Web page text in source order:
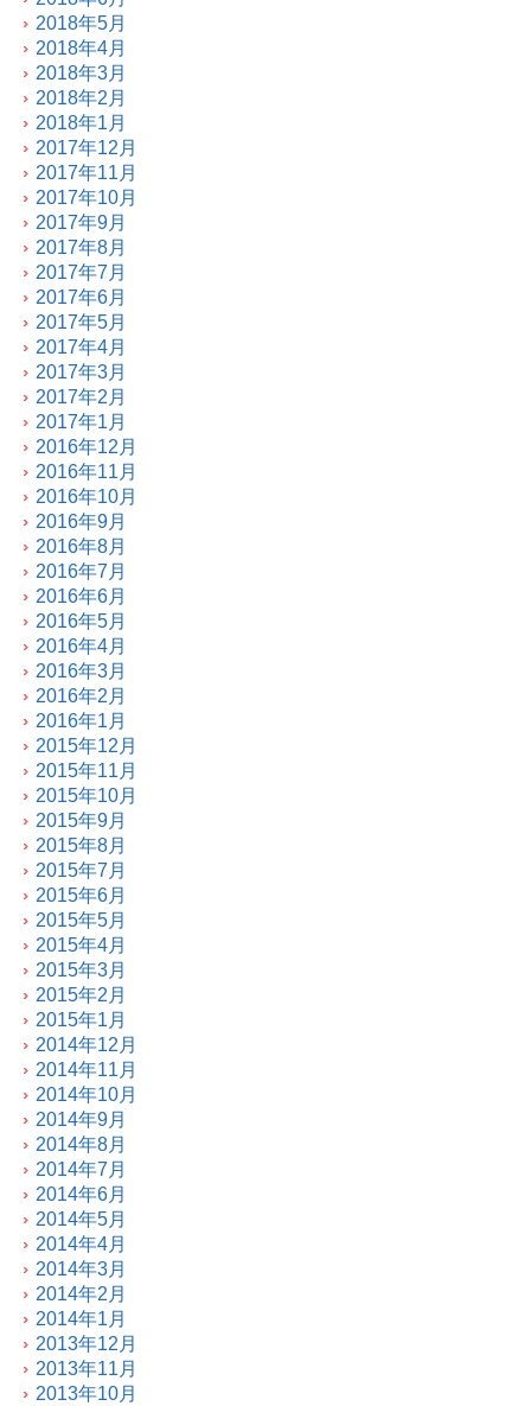
2018年5月
2018年4月
2018年3月
2018年2月
2018年1月
2017年12月
2017年11月
2017年10月
2017年9月
2017年8月
2017年7月
2017年6月
2017年5月
2017年4月
2017年3月
2017年2月
2017年1月
2016年12月
2016年11月
2016年10月
2016年9月
2016年8月
2016年7月
2016年6月
2016年5月
2016年4月
2016年3月
2016年2月
2016年1月
2015年12月
2015年11月
2015年10月
2015年9月
2015年8月
2015年7月
2015年6月
2015年5月
2015年4月
2015年3月
2015年2月
2015年1月
2014年12月
2014年11月
2014年10月
2014年9月
2014年8月
2014年7月
2014年6月
2014年5月
2014年4月
2014年3月
2014年2月
2014年1月
2013年12月
2013年11月
2013年10月